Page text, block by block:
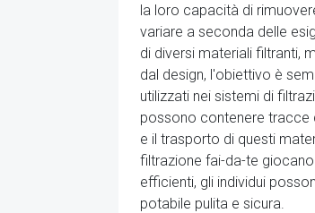
la loro capacità di
variare a seconda delle
di diversi materiali filtranti,
dal design, l'obiettivo è
utilizzati nei sistemi di
possono contenere tracce
e il trasporto di questi
filtrazione fai-da-te
efficienti, gli individui
potabile pulita e sicura.